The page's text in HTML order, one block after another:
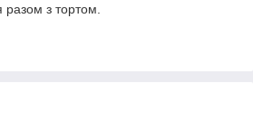
разом з тортом.